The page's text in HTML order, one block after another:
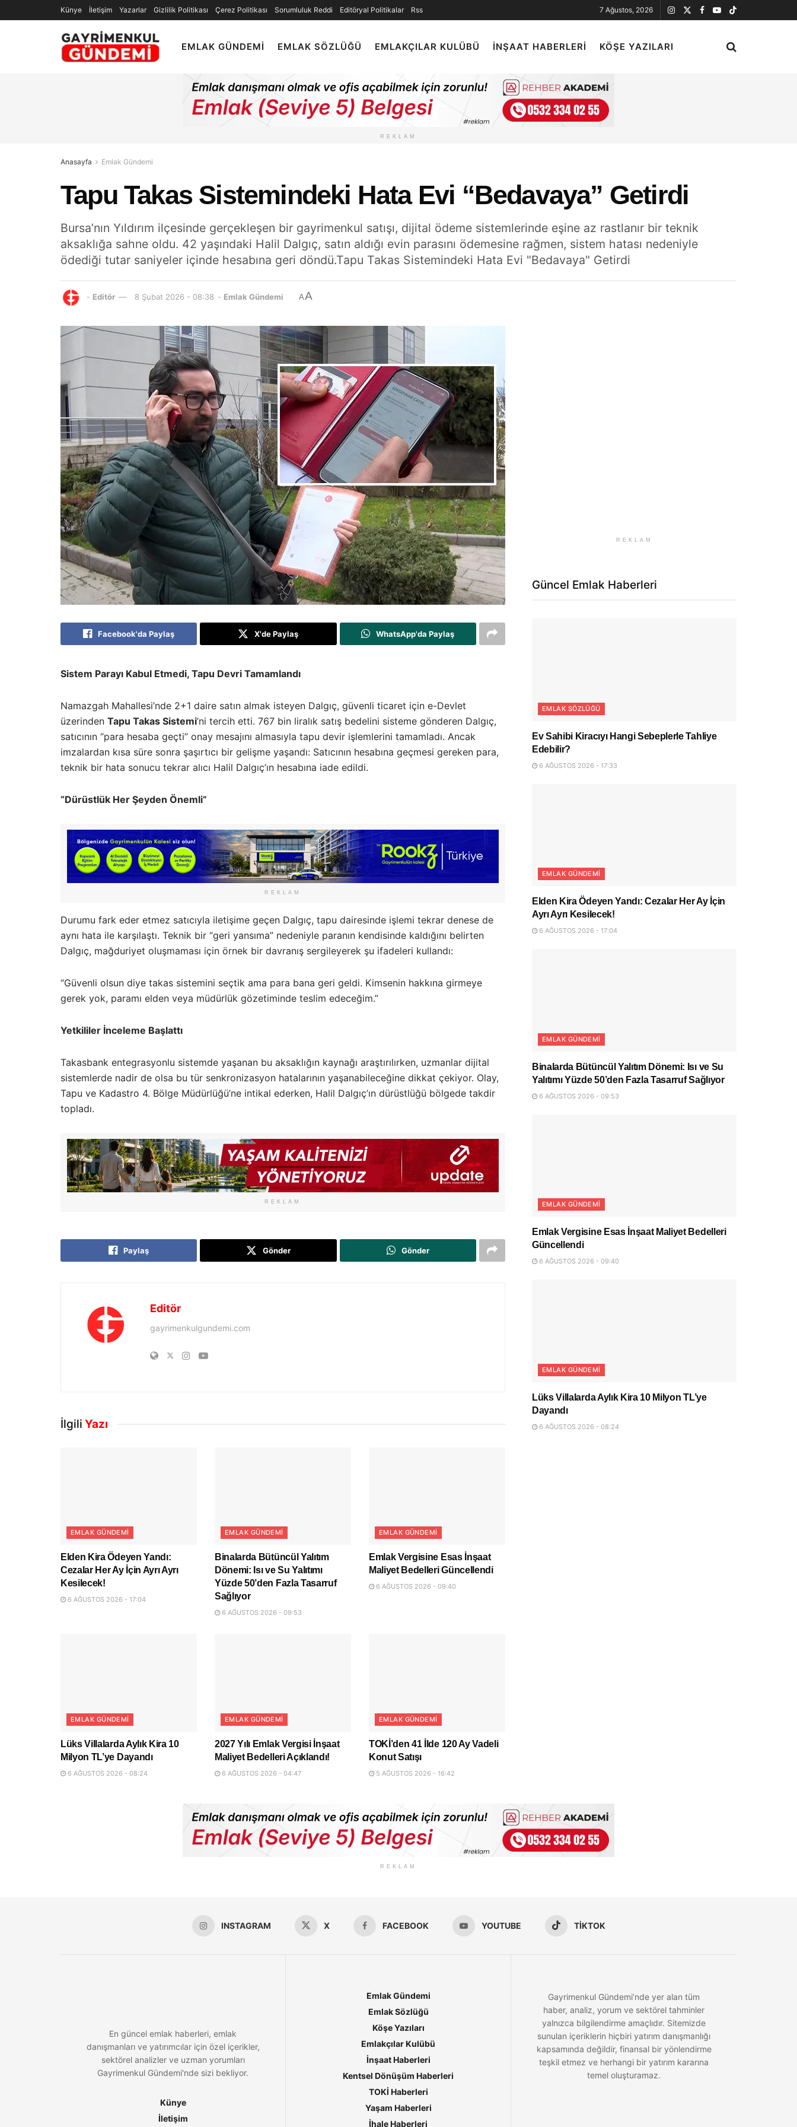
Künye İletişim Yazarlar Gizlilik Politikası Çerez Politikası Sorumluluk Reddi Editöryal Politikalar Rss 7 Ağustos, 2026
EMLAK GÜNDEMI EMLAK SÖZLÜĞÜ EMLAKÇILAR KULÜBÜ İNŞAAT HABERLERI KÖŞE YAZILARI
REKLAM
Anasayfa Emlak Gündemi
Tapu Takas Sistemindeki Hata Evi “Bedavaya” Getirdi
Bursa’nın Yıldırım ilçesinde gerçekleşen bir gayrimenkul satışı, dijital ödeme sistemlerinde eşine az rastlanır bir teknik
aksaklığa sahne oldu. 42 yaşındaki Halil Dalgıç, satın aldığı evin parasını ödemesine rağmen, sistem hatası nedeniyle
ödediği tutar saniyeler içinde hesabına geri döndü.Tapu Takas Sistemindeki Hata Evi "Bedavaya" Getirdi
- Editör 8 Şubat 2026 - 08:38 - Emlak Gündemi AA
Facebook'da Paylaş X'de Paylaş WhatsApp'da Paylaş
Sistem Parayı Kabul Etmedi, Tapu Devri Tamamlandı
Namazgah Mahallesi’nde 2+1 daire satın almak isteyen Dalgıç, güvenli ticaret için e-Devlet
üzerinden Tapu Takas Sistemi’ni tercih etti. 767 bin liralık satış bedelini sisteme gönderen Dalgıç,
satıcının “para hesaba geçti” onay mesajını almasıyla tapu devir işlemlerini tamamladı. Ancak
imzalardan kısa süre sonra şaşırtıcı bir gelişme yaşandı: Satıcının hesabına geçmesi gereken para,
teknik bir hata sonucu tekrar alıcı Halil Dalgıç’ın hesabına iade edildi.
“Dürüstlük Her Şeyden Önemli”
REKLAM
Durumu fark eder etmez satıcıyla iletişime geçen Dalgıç, tapu dairesinde işlemi tekrar denese de
aynı hata ile karşılaştı. Teknik bir “geri yansıma” nedeniyle paranın kendisinde kaldığını belirten
Dalgıç, mağduriyet oluşmaması için örnek bir davranış sergileyerek şu ifadeleri kullandı:
“Güvenli olsun diye takas sistemini seçtik ama para bana geri geldi. Kimsenin hakkına girmeye
gerek yok, paramı elden veya müdürlük gözetiminde teslim edeceğim.”
Yetkililer İnceleme Başlattı
Takasbank entegrasyonlu sistemde yaşanan bu aksaklığın kaynağı araştırılırken, uzmanlar dijital
sistemlerde nadir de olsa bu tür senkronizasyon hatalarının yaşanabileceğine dikkat çekiyor. Olay,
Tapu ve Kadastro 4. Bölge Müdürlüğü’ne intikal ederken, Halil Dalgıç’ın dürüstlüğü bölgede takdir
topladı.
REKLAM
Paylaş Gönder Gönder
Editör
gayrimenkulgundemi.com
İlgili Yazı
EMLAK GÜNDEMI
Elden Kira Ödeyen Yandı:
Cezalar Her Ay İçin Ayrı Ayrı
Kesilecek!
6 AĞUSTOS 2026 - 17:04
EMLAK GÜNDEMI
Binalarda Bütüncül Yalıtım
Dönemi: Isı ve Su Yalıtımı
Yüzde 50’den Fazla Tasarruf
Sağlıyor
6 AĞUSTOS 2026 - 09:53
EMLAK GÜNDEMI
Emlak Vergisine Esas İnşaat
Maliyet Bedelleri Güncellendi
6 AĞUSTOS 2026 - 09:40
EMLAK GÜNDEMI
Lüks Villalarda Aylık Kira 10
Milyon TL’ye Dayandı
6 AĞUSTOS 2026 - 08:24
EMLAK GÜNDEMI
2027 Yılı Emlak Vergisi İnşaat
Maliyet Bedelleri Açıklandı!
6 AĞUSTOS 2026 - 04:47
EMLAK GÜNDEMI
TOKİ’den 41 İlde 120 Ay Vadeli
Konut Satışı
5 AĞUSTOS 2026 - 16:42
REKLAM
Güncel Emlak Haberleri
EMLAK SÖZLÜĞÜ
Ev Sahibi Kiracıyı Hangi Sebeplerle Tahliye
Edebilir?
6 AĞUSTOS 2026 - 17:33
EMLAK GÜNDEMI
Elden Kira Ödeyen Yandı: Cezalar Her Ay İçin
Ayrı Ayrı Kesilecek!
6 AĞUSTOS 2026 - 17:04
EMLAK GÜNDEMI
Binalarda Bütüncül Yalıtım Dönemi: Isı ve Su
Yalıtımı Yüzde 50’den Fazla Tasarruf Sağlıyor
6 AĞUSTOS 2026 - 09:53
EMLAK GÜNDEMI
Emlak Vergisine Esas İnşaat Maliyet Bedelleri
Güncellendi
6 AĞUSTOS 2026 - 09:40
EMLAK GÜNDEMI
Lüks Villalarda Aylık Kira 10 Milyon TL’ye
Dayandı
6 AĞUSTOS 2026 - 08:24
REKLAM
INSTAGRAM X FACEBOOK YOUTUBE TIKTOK
En güncel emlak haberleri, emlak
danışmanları ve yatırımcılar için özel içerikler,
sektörel analizler ve uzman yorumları
Gayrimenkul Gündemi'nde sizi bekliyor.
Künye
İletişim
Emlak Gündemi
Emlak Sözlüğü
Köşe Yazıları
Emlakçılar Kulübü
İnşaat Haberleri
Kentsel Dönüşüm Haberleri
TOKİ Haberleri
Yaşam Haberleri
İhale Haberleri
Gayrimenkul Gündemi’nde yer alan tüm
haber, analiz, yorum ve sektörel tahminler
yalnızca bilgilendirme amaçlıdır. Sitemizde
sunulan içeriklerin hiçbiri yatırım danışmanlığı
kapsamında değildir, finansal bir yönlendirme
teşkil etmez ve herhangi bir yatırım kararına
temel oluşturamaz.